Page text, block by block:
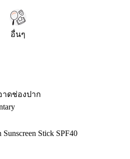
อื่นๆ
ดช่องปาก
Sunscreen Stick SPF40